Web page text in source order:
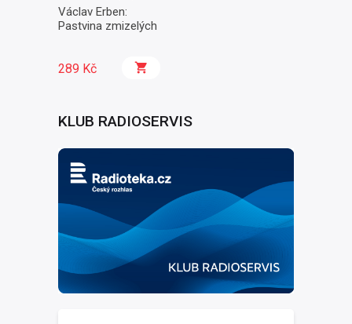
Václav Erben:
Pastvina zmizelých
289 Kč
KLUB RADIOSERVIS